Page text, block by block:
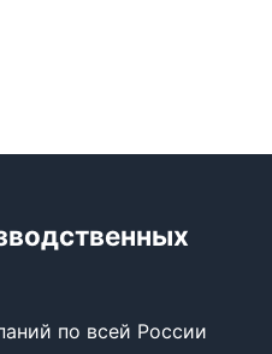
по всей России